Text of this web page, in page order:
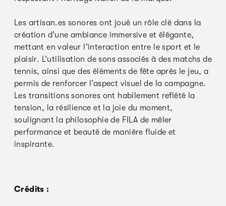
Les artisan.es sonores ont joué un rôle clé dans la
création d’une ambiance immersive et élégante,
mettant en valeur l’interaction entre le sport et le
plaisir. L’utilisation de sons associés à des matchs de
tennis, ainsi que des éléments de fête après le jeu, a
permis de renforcer l’aspect visuel de la campagne.
Les transitions sonores ont habilement reflété la
tension, la résilience et la joie du moment,
soulignant la philosophie de FILA de mêler
performance et beauté de manière fluide et
inspirante.
Crédits :